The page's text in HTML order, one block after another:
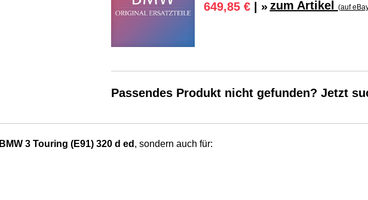
649,85 €| » zum Artikel (auf
Passendes Produkt nicht gefunden? Jetzt
BMW 3 Touring (E91) 320 d ed , sondern auch für: